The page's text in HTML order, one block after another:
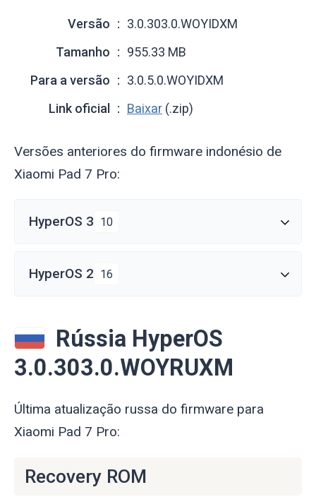
Versão
3.0.303.0.WOYIDXM
Tamanho
955.33 MB
Para a versão
3.0.5.0.WOYIDXM
Link oficial
Baixar (.zip)
Versões anteriores do firmware indonésio de
Xiaomi Pad 7 Pro:
HyperOS 3 10
HyperOS 2 16
Rússia HyperOS
3.0.303.0.WOYRUXM
Última atualização russa do firmware para
Xiaomi Pad 7 Pro:
Recovery ROM